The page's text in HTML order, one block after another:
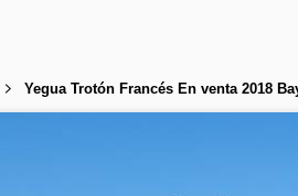
Yegua Trotón Francés En venta 2018